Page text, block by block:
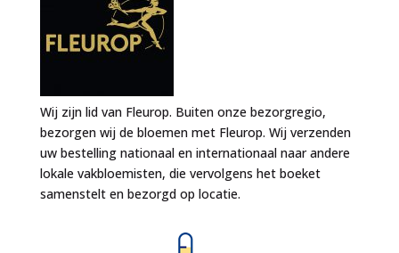
Wij zijn lid van Fleurop. Buiten onze bezorgregio,
bezorgen wij de bloemen met Fleurop. Wij verzenden
uw bestelling nationaal en internationaal naar andere
lokale vakbloemisten, die vervolgens het boeket
samenstelt en bezorgd op locatie.